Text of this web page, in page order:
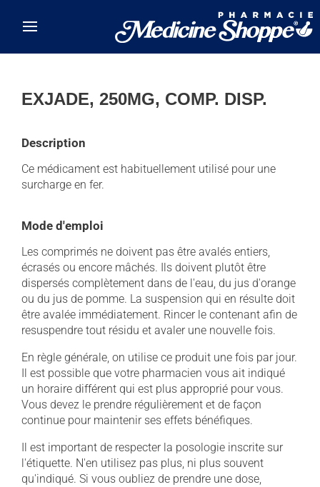
EXJADE, 250MG, COMP. DISP.
Description
Ce médicament est habituellement utilisé pour une
surcharge en fer.
Mode d'emploi
Les comprimés ne doivent pas être avalés entiers,
écrasés ou encore mâchés. Ils doivent plutôt être
dispersés complètement dans de l'eau, du jus d'orange
ou du jus de pomme. La suspension qui en résulte doit
être avalée immédiatement. Rincer le contenant afin de
resuspendre tout résidu et avaler une nouvelle fois.
En règle générale, on utilise ce produit une fois par jour.
Il est possible que votre pharmacien vous ait indiqué
un horaire différent qui est plus approprié pour vous.
Vous devez le prendre régulièrement et de façon
continue pour maintenir ses effets bénéfiques.
Il est important de respecter la posologie inscrite sur
l'étiquette. N'en utilisez pas plus, ni plus souvent
qu'indiqué. Si vous oubliez de prendre une dose,